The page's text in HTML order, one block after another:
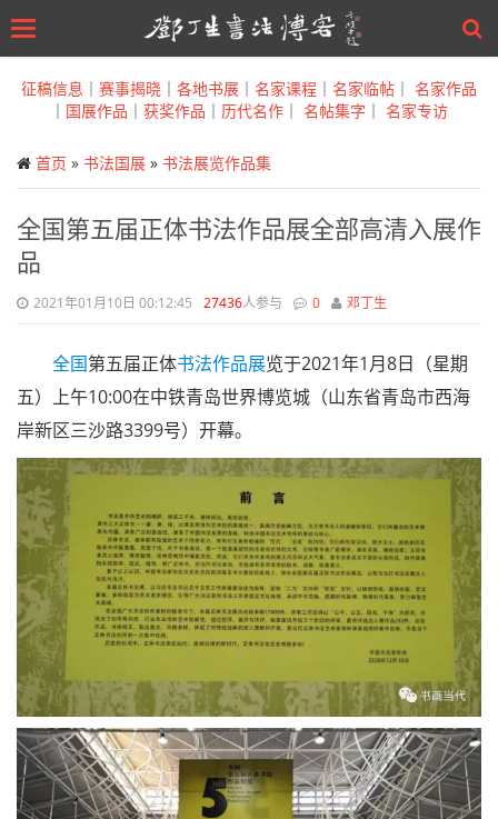
to
Toggle
征稿信息 ｜ 赛事揭晓 ｜ 各地书展 ｜ 名家课程 ｜ 名家临帖 ｜ 名家作品
｜ 国展作品 ｜ 获奖作品 ｜ 历代名作 ｜ 名帖集字 ｜ 名家专访
首页 » 书法国展 » 书法展览作品集
全国第五届正体书法作品展全部高清入展作
品
2021年01月10日 00:12:45 27436人参与 0 邓丁生
全国第五届正体书法作品展览于2021年1月8日（星期
五）上午10:00在中铁青岛世界博览城（山东省青岛市西海
岸新区三沙路3399号）开幕。